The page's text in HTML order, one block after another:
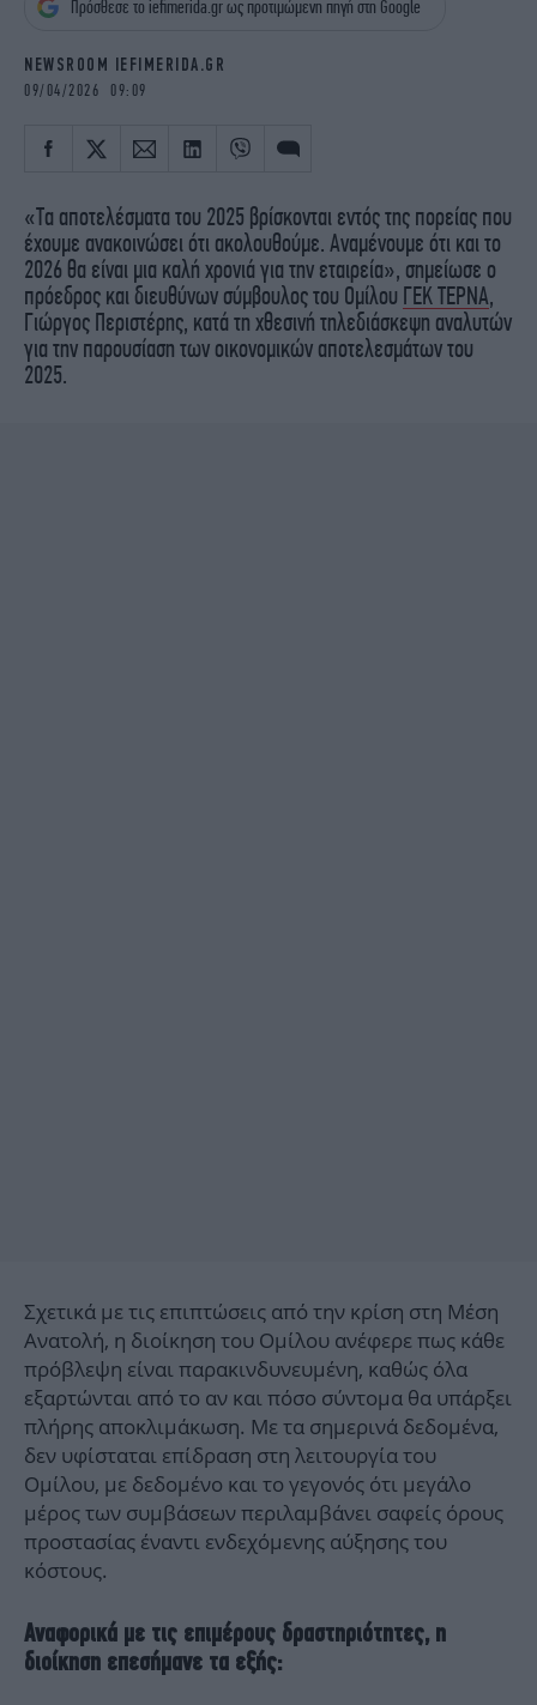
iBOOKS
ΖΩΔΙΑ
MEDIA
NEWSLETTER
Πρόσθεσε το iefimerida.gr ως προτιμώμενη πηγή στη Google
NEWSROOM IEFIMERIDA.GR
09/04/2026 09:09
«Τα αποτελέσματα του 2025 βρίσκονται εντός της πορείας που
έχουμε ανακοινώσει ότι ακολουθούμε. Αναμένουμε ότι και το
2026 θα είναι μια καλή χρονιά για την εταιρεία», σημείωσε ο
πρόεδρος και διευθύνων σύμβουλος του Ομίλου ΓΕΚ ΤΕΡΝΑ,
Γιώργος Περιστέρης, κατά τη χθεσινή τηλεδιάσκεψη αναλυτών
για την παρουσίαση των οικονομικών αποτελεσμάτων του
2025.
Σχετικά με τις επιπτώσεις από την κρίση στη Μέση
Ανατολή, η διοίκηση του Ομίλου ανέφερε πως κάθε
πρόβλεψη είναι παρακινδυνευμένη, καθώς όλα
εξαρτώνται από το αν και πόσο σύντομα θα υπάρξει
πλήρης αποκλιμάκωση. Με τα σημερινά δεδομένα,
δεν υφίσταται επίδραση στη λειτουργία του
Ομίλου, με δεδομένο και το γεγονός ότι μεγάλο
μέρος των συμβάσεων περιλαμβάνει σαφείς όρους
προστασίας έναντι ενδεχόμενης αύξησης του
κόστους.
Αναφορικά με τις επιμέρους δραστηριότητες, η
διοίκηση επεσήμανε τα εξής: